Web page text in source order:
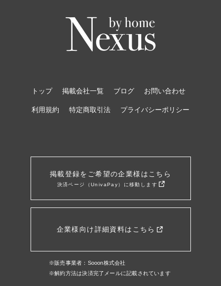
トップ 掲載会社一覧 ブログ お問い合わせ
利用規約 特定商取引法 プライバシーポリシー
掲載登録をご希望の企業様はこちら
決済ページ（UnivaPay）に移動します
企業様向け詳細資料はこちら
※販売事業者：Sooon株式会社
※解約方法は決済完了メールに記載されています